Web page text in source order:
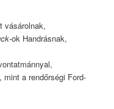
vásárolnak,
-ok Handrásnak,
a rendőrségi Ford-